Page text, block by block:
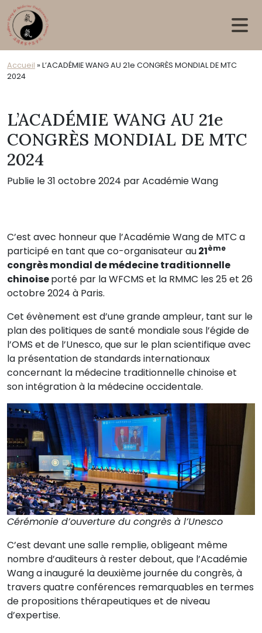
Skip to main content
Accueil » L’ACADÉMIE WANG AU 21e CONGRÈS MONDIAL DE MTC
2024
L’ACADÉMIE WANG AU 21e
CONGRÈS MONDIAL DE MTC
2024
Publie le 31 octobre 2024 par Académie Wang
C’est avec honneur que l’Académie Wang de MTC a
participé en tant que co-organisateur au21ème
congrès mondial de médecine traditionnelle
chinoiseporté par la WFCMS et la RMMC les 25 et 26
octobre 2024 à Paris.
Cet évènement est d’une grande ampleur, tant sur le
plan des politiques de santé mondiale sous l’égide de
l’OMS et de l’Unesco, que sur le plan scientifique avec
la présentation de standards internationaux
concernant la médecine traditionnelle chinoise et
son intégration à la médecine occidentale.
Cérémonie d’ouverture du congrès à l’Unesco
C’est devant une salle remplie, obligeant même
nombre d’auditeurs à rester debout, que l’Académie
Wang a inauguré la deuxième journée du congrès, à
travers quatre conférences remarquables en termes
de propositions thérapeutiques et de niveau
d’expertise.